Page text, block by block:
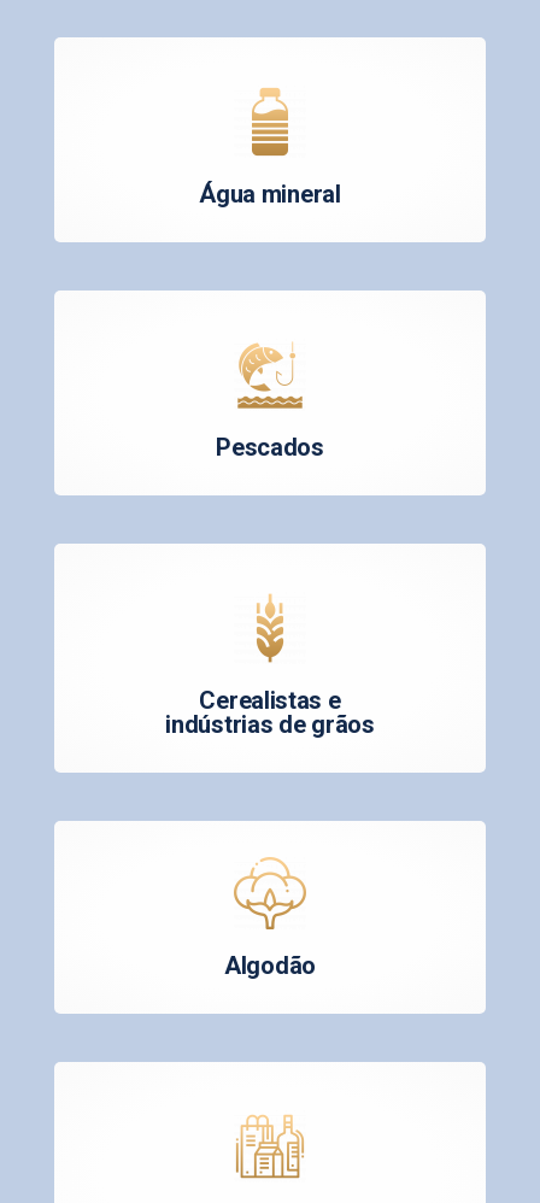
Água mineral
Pescados
Cerealistas e
indústrias de grãos
Algodão